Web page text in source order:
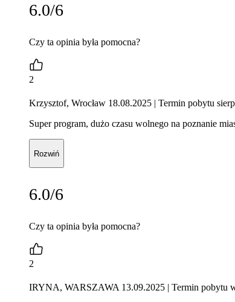
6.0/6
Czy ta opinia była pomocna?
2
Krzysztof, Wrocław 18.08.2025 | Termin pobytu
Super program, dużo czasu wolnego na poznanie
Rozwiń
6.0/6
Czy ta opinia była pomocna?
2
IRYNA, WARSZAWA 13.09.2025 | Termin pobytu